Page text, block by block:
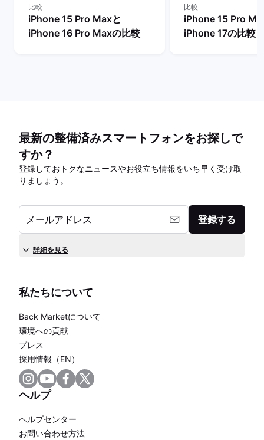
比較
iPhone 15 Pro Maxと
iPhone 16 Pro Maxの比較
比較
iPhone 15 Pro
iPhone 17の比較
最新の整備済みスマートフォンをお探しで
すか？
登録しておトクなニュースやお役立ち情報をいち早く受け取
りましょう。
メールアドレス 登録する
詳細を見る
私たちについて
Back Marketについて
環境への貢献
プレス
採用情報（EN）
ヘルプ
ヘルプセンター
お問い合わせ方法